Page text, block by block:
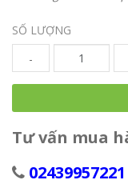
SỐ LƯỢNG
-
Tư vấn mua
02439957221